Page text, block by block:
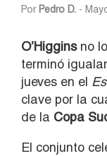
Por Pedro D. -
O’Higginsno
terminó
jueves en el
clave por la
de la Copa
El conjunto